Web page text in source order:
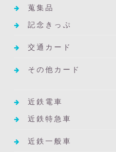
蒐集品
記念きっぷ
交通カード
その他カード
近鉄電車
近鉄特急車
近鉄一般車